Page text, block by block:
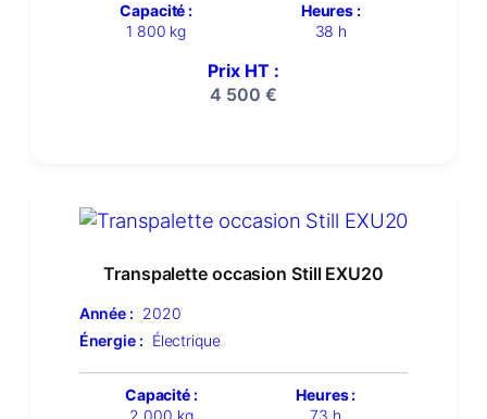
Capacité :
1 800 kg
Heures :
38 h
Prix HT :
4 500 €
Transpalette occasion Still EXU20
Année : 2020
Énergie : Électrique
Capacité :
Heures :